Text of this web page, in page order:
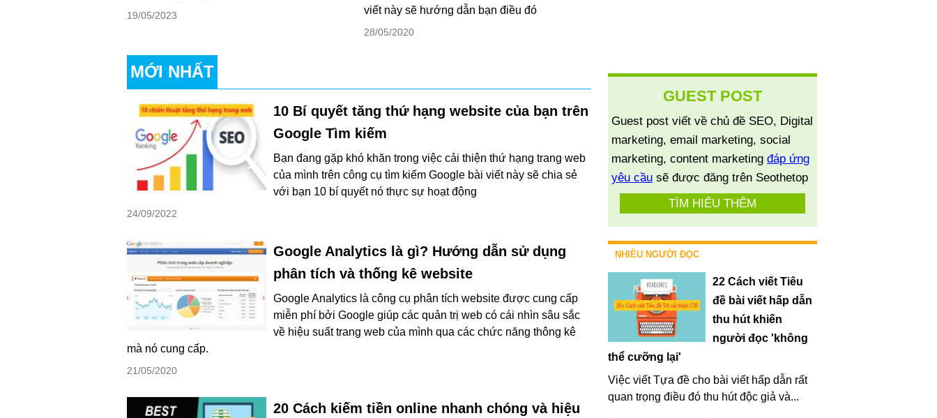
19/05/2023
viết này sẽ hướng dẫn bạn điều đó
28/05/2020
MỚI NHẤT
10 Bí quyết tăng thứ hạng website của bạn trên
Google Tìm kiếm
Bạn đang gặp khó khăn trong việc cải thiện thứ hạng trang web
của mình trên công cụ tìm kiếm Google bài viết này sẽ chia sẻ
với bạn 10 bí quyết nó thực sự hoạt động
24/09/2022
Google Analytics là gì? Hướng dẫn sử dụng
phân tích và thống kê website
Google Analytics là công cụ phân tích website được cung cấp
miễn phí bởi Google giúp các quản trị web có cái nhìn sâu sắc
về hiệu suất trang web của mình qua các chức năng thông kê
mà nó cung cấp.
21/05/2020
20 Cách kiếm tiền online nhanh chóng và hiệu
GUEST POST
Guest post viết về chủ đề SEO, Digital
marketing, email marketing, social
marketing, content marketing đáp ứng
yêu cầu sẽ được đăng trên Seothetop
TÌM HIỂU THÊM
NHIỀU NGƯỜI ĐỌC
22 Cách viết Tiêu
đề bài viết hấp dẫn
thu hút khiến
người đọc 'không
thể cưỡng lại'
Việc viết Tựa đề cho bài viết hấp dẫn rất
quan trọng điều đó thu hút độc giả và...